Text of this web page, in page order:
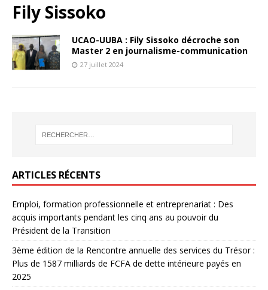
Fily Sissoko
UCAO-UUBA : Fily Sissoko décroche son
Master 2 en journalisme-communication
27 juillet 2024
ARTICLES RÉCENTS
Emploi, formation professionnelle et entreprenariat : Des
acquis importants pendant les cinq ans au pouvoir du
Président de la Transition
3ème édition de la Rencontre annuelle des services du Trésor :
Plus de 1587 milliards de FCFA de dette intérieure payés en
2025